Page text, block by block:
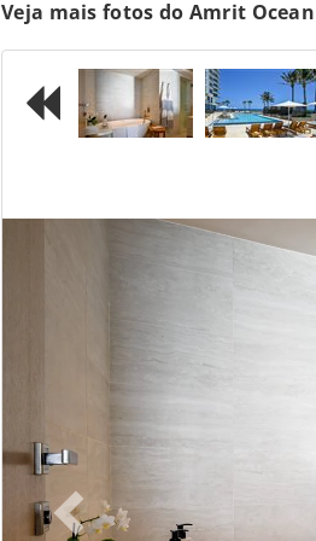
Veja mais fotos do Amrit